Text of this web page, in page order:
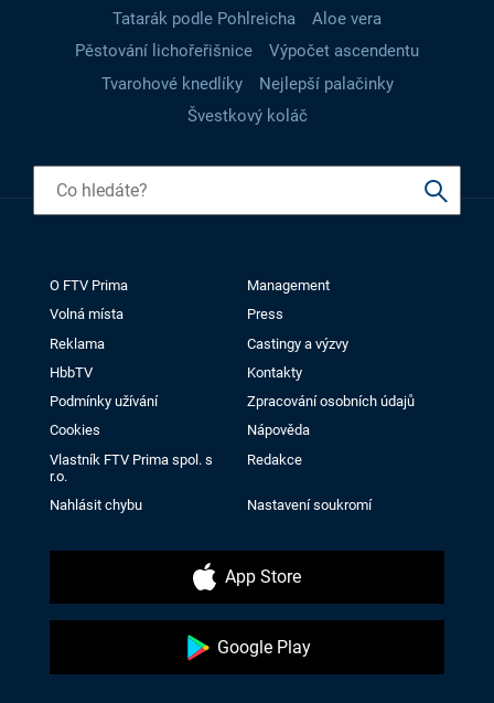
Tatarák podle Pohlreicha
Aloe vera
Pěstování lichořeřišnice
Výpočet ascendentu
Tvarohové knedlíky
Nejlepší palačinky
Švestkový koláč
O FTV Prima
Management
Volná místa
Press
Reklama
Castingy a výzvy
HbbTV
Kontakty
Podmínky užívání
Zpracování osobních údajů
Cookies
Nápověda
Vlastník FTV Prima spol. s
r.o.
Redakce
Nahlásit chybu Nastavení soukromí
App Store
Google Play